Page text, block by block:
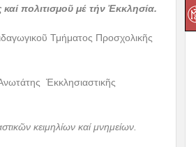
πολιτισμοῦ μέ τήν Ἐκκλησία.
Τμήματος Προσχολικῆς
Ἐκκλησιαστικῆς
κειμηλίων καί μνημείων.